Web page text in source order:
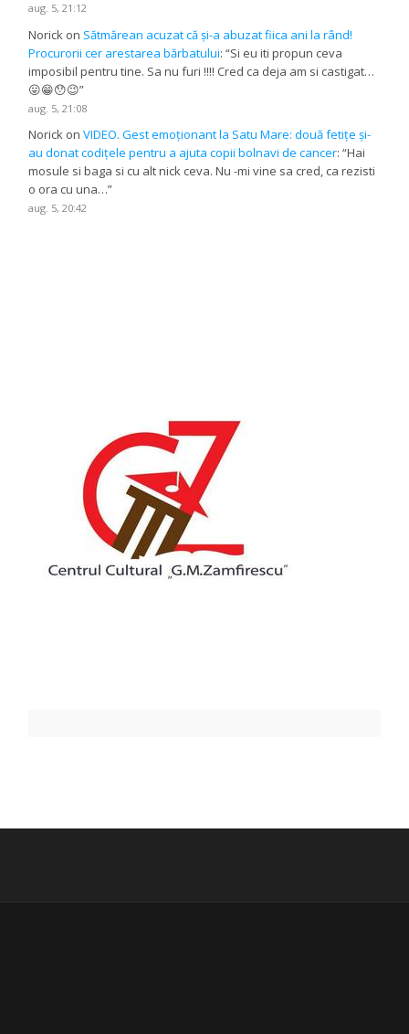
aug. 5, 21:12
Norick on Sătmărean acuzat că și-a abuzat fiica ani la rând!
Procurorii cer arestarea bărbatului: “Si eu iti propun ceva
imposibil pentru tine. Sa nu furi !!!! Cred ca deja am si castigat…
😛😁😯😉”
aug. 5, 21:08
Norick onVIDEO. Gest emoționant la Satu Mare: două fetițe și-
au donat codițele pentru a ajuta copii bolnavi de cancer: “Hai
mosule si baga si cu alt nick ceva. Nu -mi vine sa cred, ca rezisti
o ora cu una…”
aug. 5, 20:42